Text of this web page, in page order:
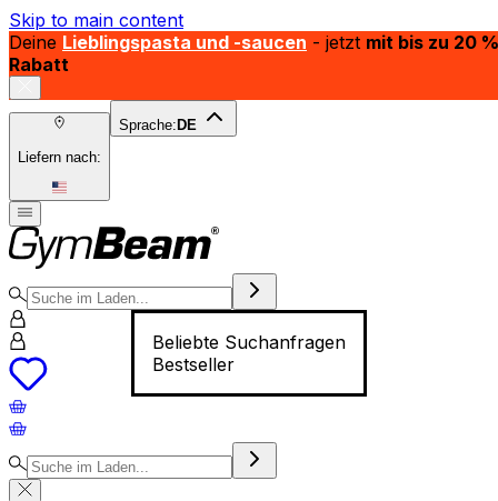
Skip to main content
Deine Lieblingspasta und -saucen - jetzt mit bis zu 20 %
Rabatt
Liefern nach:
Sprache: DE
Beliebte Suchanfragen
Bestseller